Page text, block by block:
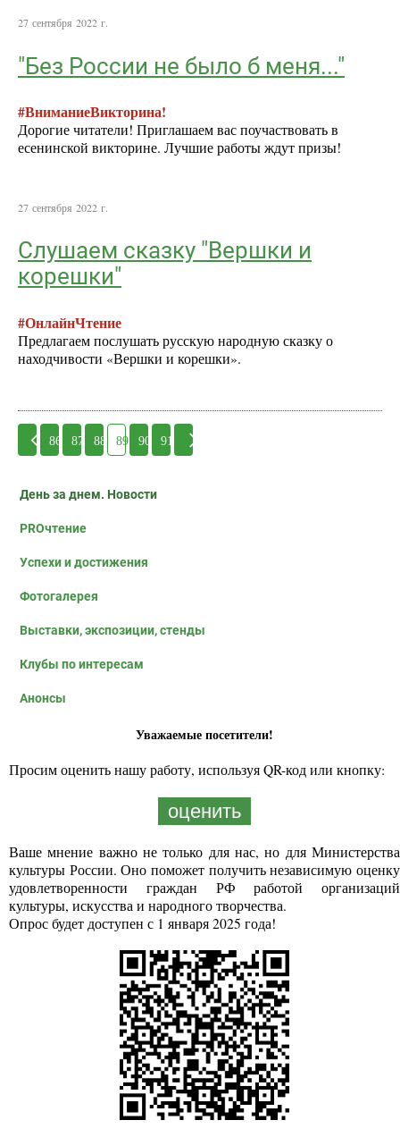
27 сентября 2022 г.
"Без России не было б меня..."
#ВниманиеВикторина!
Дорогие читатели! Приглашаем вас поучаствовать в
есенинской викторине. Лучшие работы ждут призы!
27 сентября 2022 г.
Слушаем сказку "Вершки и
корешки"
#ОнлайнЧтение
Предлагаем послушать русскую народную сказку о
находчивости «Вершки и корешки».
86 87 88 89 90 91
День за днем. Новости
PROчтение
Успехи и достижения
Фотогалерея
Выставки, экспозиции, стенды
Клубы по интересам
Анонсы
Уважаемые посетители!
Просим оценить нашу работу, используя QR-код или кнопку:
оценить
Ваше мнение важно не только для нас, но для Министерства
культуры России. Оно поможет получить независимую оценку
удовлетворенности граждан РФ работой организаций
культуры, искусства и народного творчества.
Опрос будет доступен с 1 января 2025 года!